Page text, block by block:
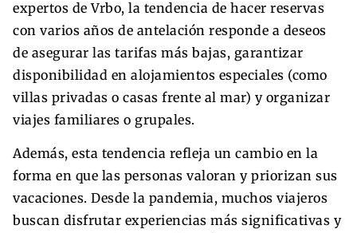
expertos de Vrbo, la tendencia de hacer reservas
con varios años de antelación responde a deseos
de asegurar las tarifas más bajas, garantizar
disponibilidad en alojamientos especiales (como
villas privadas o casas frente al mar) y organizar
viajes familiares o grupales.
Además, esta tendencia refleja un cambio en la
forma en que las personas valoran y priorizan sus
vacaciones. Desde la pandemia, muchos viajeros
buscan disfrutar experiencias más significativas y